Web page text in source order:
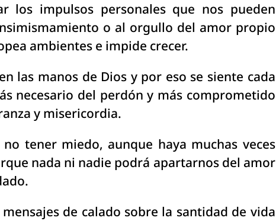
los impulsos personales que nos pueden
o al orgullo del amor propio
ambientes e impide crecer.
las manos de Dios y por eso se siente cada
necesario del perdón y más comprometido
y misericordia.
tener miedo, aunque haya muchas veces
nada ni nadie podrá apartarnos del amor
de calado sobre la santidad de vida